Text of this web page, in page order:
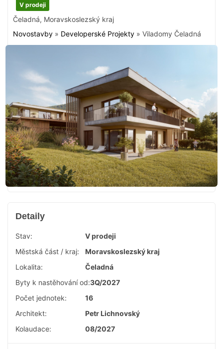
V prodeji
Čeladná, Moravskoslezský kraj
Novostavby » Developerské Projekty » Viladomy Čeladná
Detaily
Stav:
V prodeji
Městská část / kraj:
Moravskoslezský kraj
Lokalita:
Čeladná
Byty k nastěhování od:3Q/2027
Počet jednotek:
16
Architekt:
Petr Lichnovský
Kolaudace:
08/2027